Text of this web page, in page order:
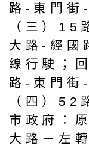
路-東門街
（三）15
大路-經國
線行駛；
路-東門街
（四）52
市政府：
大路－左